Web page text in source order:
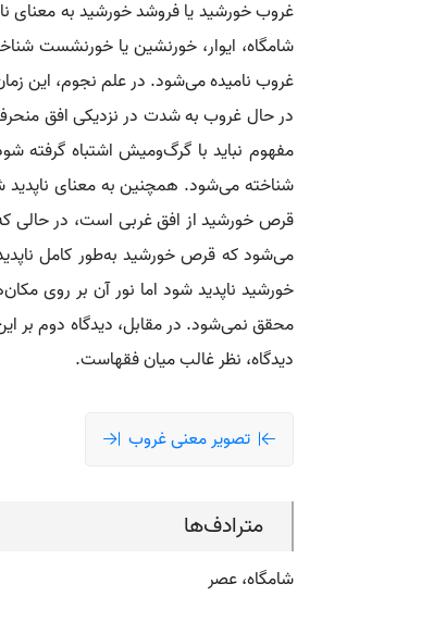
غروب خورشید یا فروشد خورشید به معنای
شامگاه، ایوار، خورنشین یا خورنشست
غروب نامیده می‌شود. در علم نجوم، این
در حال غروب به شدت در نزدیکی افق
شناخته می‌شود. همچنین به معنای ناپدید
قرص خورشید از افق غربی است، در حالی
می‌شود که قرص خورشید به‌طور کامل
خورشید ناپدید شود اما نور آن بر روی
محقق نمی‌شود. در مقابل، دیدگاه دوم بر
دیدگاه، نظر غالب میان فقهاست.
تصویر معنی غروب
مترادف‌ها
شامگاه، عصر